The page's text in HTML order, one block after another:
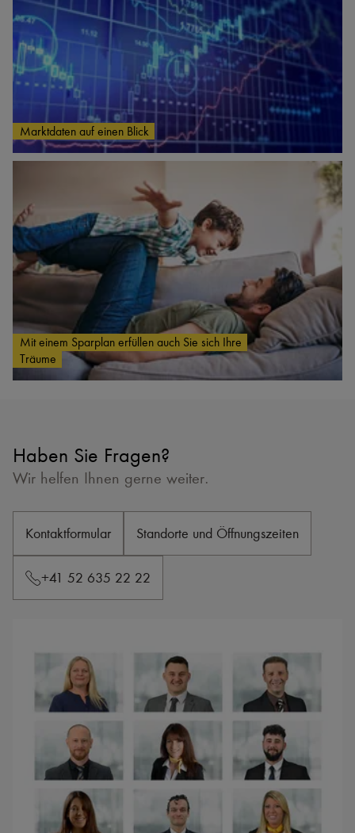
Marktdaten auf einen Blick
Mit einem Sparplan erfüllen auch Sie sich Ihre
Träume
Haben Sie Fragen?
Wir helfen Ihnen gerne weiter.
Kontaktformular Standorte und Öffnungszeiten
+41 52 635 22 22